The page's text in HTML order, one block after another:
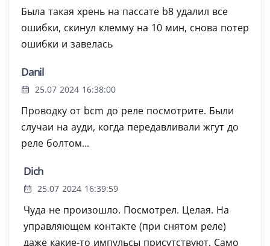
Была такая хрень на пассате b8 удалил все
ошибки, скинул клемму на 10 мин, снова потер
ошибки и завелась
Danil
25.07 2024 16:38:00
Проводку от bcm до реле посмотрите. Были
случаи на ауди, когда передавливали жгут до
реле болтом...
Dich
25.07 2024 16:39:59
Чуда не произошло. Посмотрел. Целая. На
управляющем контакте (при снятом реле)
даже какие-то импульсы присутствуют. Само